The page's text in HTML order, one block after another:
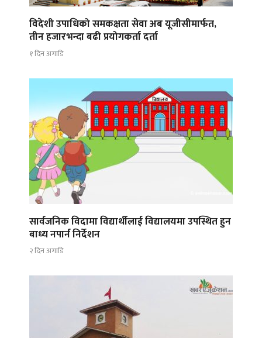
विदेशी उपाधिको समकक्षता सेवा अब यूजीसीमार्फत,
तीन हजारभन्दा बढी प्रयोगकर्ता दर्ता
१ दिन अगाडि
सार्वजनिक विदामा विद्यार्थीलाई विद्यालयमा उपस्थित हुन
बाध्य नपार्न निर्देशन
२ दिन अगाडि